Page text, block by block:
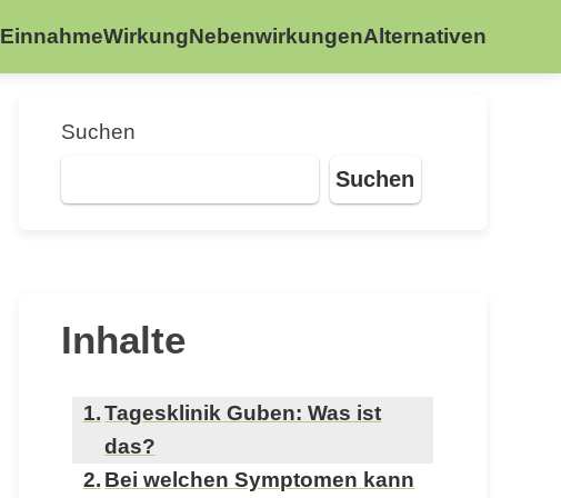
EinnahmeWirkungNebenwirkungenAlternativen
Suchen
Suchen
Inhalte
Tagesklinik Guben: Was ist
das?
Bei welchen Symptomen kann